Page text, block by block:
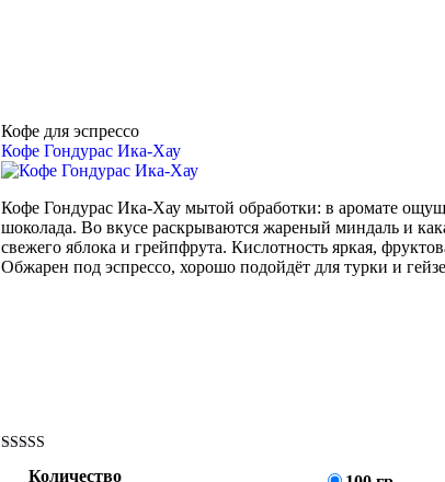
Кофе для эспрессо
Кофе Гондурас Ика-Хау
Кофе Гондурас Ика-Хау мытой обработки: в аромате
шоколада. Во вкусе раскрываются жареный миндаль и
свежего яблока и грейпфрута. Кислотность яркая,
Обжарен под эспрессо, хорошо подойдёт для турки и
Количество